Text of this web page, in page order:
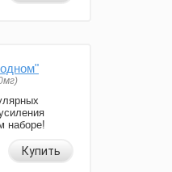
наборе!
Купить